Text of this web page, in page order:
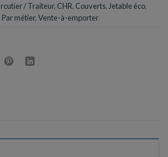
/ Traiteur, CHR, Couverts, Jetable éco,
Par métier,Vente-à-emporter